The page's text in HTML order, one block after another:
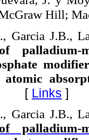
Hill;
Garcia J.B.,
palladium-
atomic
[ Links ]
Garcia J.B.,
palladium-